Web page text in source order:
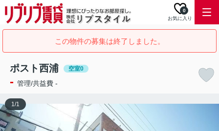
お気に入り
0
この物件の募集は終了しました。
ポスト西浦 空室0
- 管理/共益費 -
1/1